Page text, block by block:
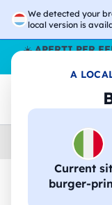
We detected your
local version is
A
Current
burger-
☀️APERTI PER
Accessori
🔥 -30%